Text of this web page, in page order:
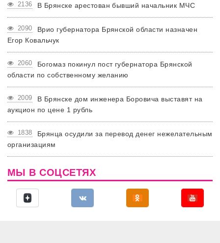
2136 В Брянске арестован бывший начальник МЧС
2090
Врио губернатора Брянской области назначен
Егор Ковальчук
2060
Богомаз покинул пост губернатора Брянской
области по собственному желанию
2009
В Брянске дом инженера Боровича выставят на
аукцион по цене 1 рубль
1838
Брянца осудили за перевод денег нежелательным
организациям
МЫ В СОЦСЕТЯХ